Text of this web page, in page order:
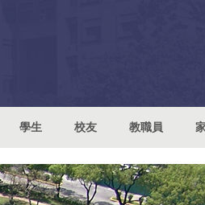
學生 校友 教職員